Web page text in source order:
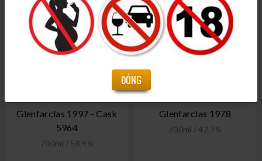
Glenfarclas 1997 - Cask
5964
700ml / 58,9%
Glenfarclas 1978
700ml / 42,7%
ĐÓNG